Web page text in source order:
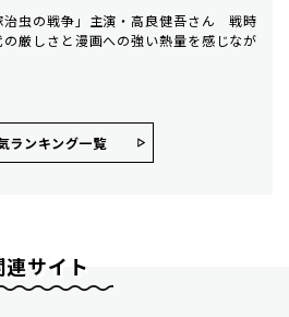
治虫の戦争」主演・高良健吾さん 戦時
厳しさと漫画への強い熱量を感じなが
ランキング⼀覧
連サイト